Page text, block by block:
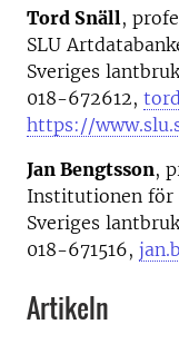
Tord Snäll,
SLU
Sveriges
018-672612,
https://
Jan Bengtsson,
Institutionen för
Sveriges
018-671516,
Artikeln